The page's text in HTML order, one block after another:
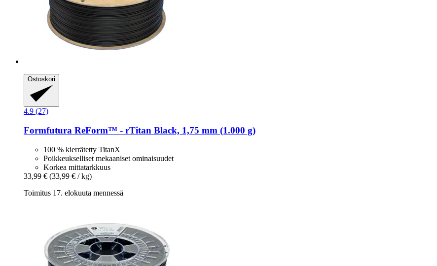
Ostoskori
4.9 (27)
Formfutura ReForm™ -​ rTitan Black, 1,75 mm (1.000 g)
100 % kierrätetty TitanX
Poikkeukselliset mekaaniset ominaisuudet
Korkea mittatarkkuus
33,99 € (33,99 € / kg)
Toimitus 17. elokuuta mennessä